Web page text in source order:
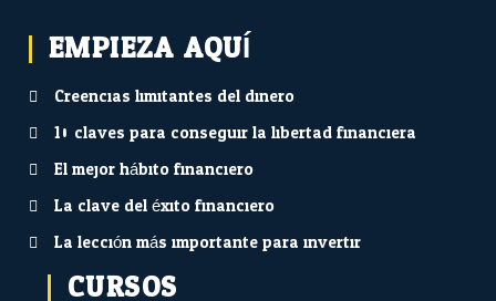
EMPIEZA AQUÍ...
Creencias limitantes del dinero
10 claves para conseguir la libertad financiera
El mejor hábito financiero
La clave del éxito financiero
La lección más importante para invertir
CURSOS